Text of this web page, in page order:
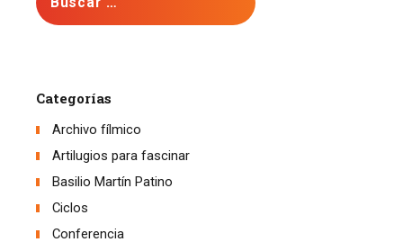
Categorías
Archivo fílmico
Artilugios para fascinar
Basilio Martín Patino
Ciclos
Conferencia